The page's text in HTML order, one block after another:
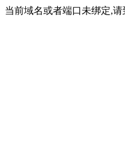
当前域名或者端口未绑定,